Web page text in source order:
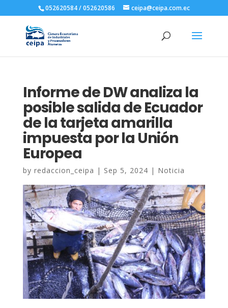
052620584 / 052620586 ceipa@ceipa.com.ec
Informe de DW analiza la
posible salida de Ecuador
de la tarjeta amarilla
impuesta por la Unión
Europea
by redaccion_ceipa | Sep 5, 2024 | Noticia